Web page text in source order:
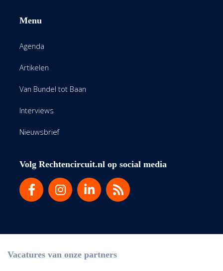
Menu
Agenda
Artikelen
Van Bundel tot Baan
Interviews
Nieuwsbrief
Volg Rechtencircuit.nl op social media
Vacatures van onze partners